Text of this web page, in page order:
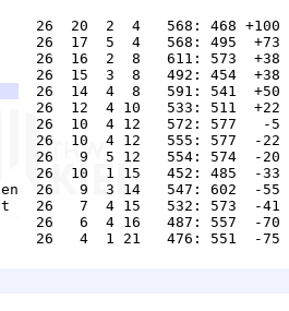
26  20  2  4   568: 468 +100
26  17  5  4   568: 495  +73
26  16  2  8   611: 573  +38
26  15  3  8   492: 454  +38
26  14  4  8   591: 541  +50
26  12  4 10   533: 511  +22
26  10  4 12   572: 577   -5
26  10  4 12   555: 577  -22
26   9  5 12   554: 574  -20
26  10  1 15   452: 485  -33
26   9  3 14   547: 602  -55
26   7  4 15   532: 573  -41
26   6  4 16   487: 557  -70